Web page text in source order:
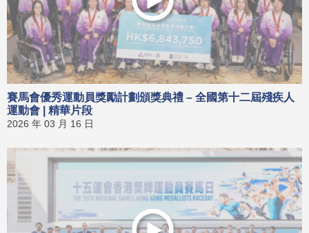
賽馬會優秀運動員獎勵計劃頒獎典禮 – 全國第十二屆殘疾人
運動會 | 精華片段
2026 年 03 月 16 日